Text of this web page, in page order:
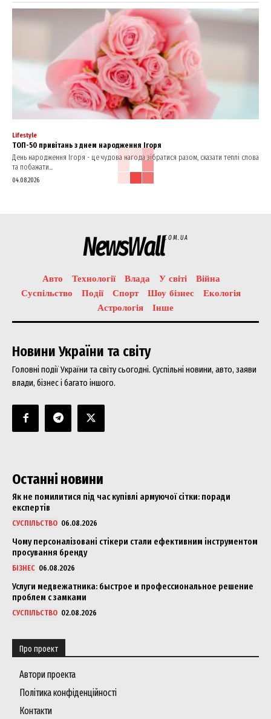
Lifestyle
ТОП-50 привітань з днем народження Ігоря
День народження Ігоря - це чудова нагода зібратися разом, сказати теплі слова
та побажати...
04.08.2026
NewsWallCOM.UA
Авто Технології Влада У світі
Війна
Суспільство
Події Спорт Шоу бізнес
Екологія
Астрологія
Інше
Новини України та світу
Головні події України та світу сьогодні. Суспільні новини, авто, заяви
влади, бізнес і багато іншого.
Останні новини
Як не помилитися під час купівлі армуючої сітки: поради
експертів
СУСПІЛЬСТВО 06.08.2026
Чому персоналізовані стікери стали ефективним інструментом
просування бренду
БІЗНЕС 06.08.2026
Услуги медвежатника: быстрое и профессиональное решение
проблем с замками
СУСПІЛЬСТВО 02.08.2026
Про проект
Автори проекта
Політика конфіденційності
Контакти